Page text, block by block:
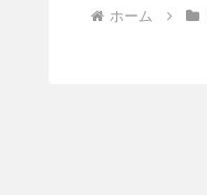
ホーム